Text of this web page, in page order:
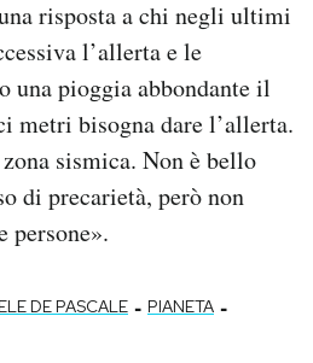
risposta a chi negli ultimi
l’allerta e le
una pioggia abbondante il
metri bisogna dare l’allerta.
sismica. Non è bello
di precarietà, però non
persone».
DE PASCALE - PIANETA -